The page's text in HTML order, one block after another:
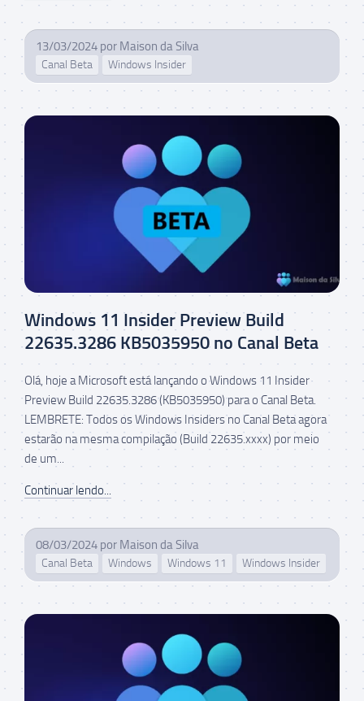
13/03/2024 por Maison da Silva
Canal Beta Windows Insider
Windows 11 Insider Preview Build
22635.3286 KB5035950 no Canal Beta
Olá, hoje a Microsoft está lançando o Windows 11 Insider
Preview Build 22635.3286 (KB5035950) para o Canal Beta.
LEMBRETE: Todos os Windows Insiders no Canal Beta agora
estarão na mesma compilação (Build 22635.xxxx) por meio
de um...
Continuar lendo...
08/03/2024 por Maison da Silva
Canal Beta Windows Windows 11 Windows Insider